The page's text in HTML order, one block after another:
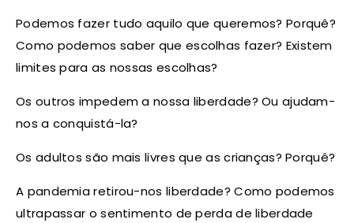
Podemos fazer tudo aquilo que queremos? Porquê?
Como podemos saber que escolhas fazer? Existem
limites para as nossas escolhas?
Os outros impedem a nossa liberdade? Ou ajudam-
nos a conquistá-la?
Os adultos são mais livres que as crianças? Porquê?
A pandemia retirou-nos liberdade? Como podemos
ultrapassar o sentimento de perda de liberdade